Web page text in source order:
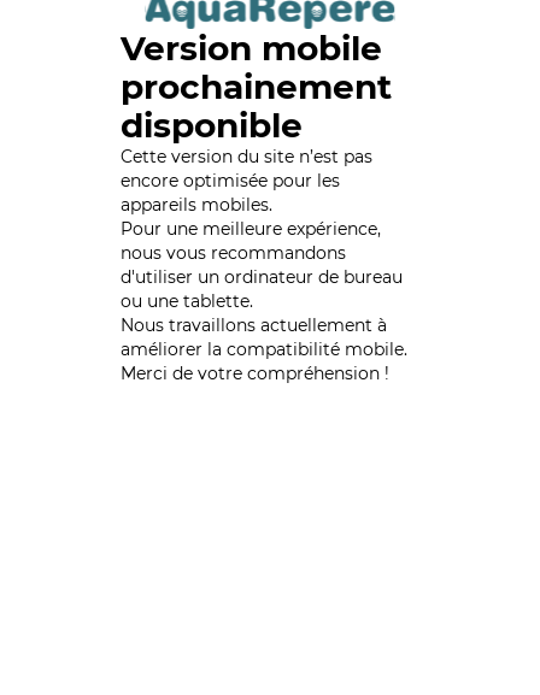
Version mobile
prochainement
disponible
Cette version du site n’est pas
encore optimisée pour les
appareils mobiles.
Pour une meilleure expérience,
nous vous recommandons
d'utiliser un ordinateur de bureau
ou une tablette.
Nous travaillons actuellement à
améliorer la compatibilité mobile.
Merci de votre compréhension !